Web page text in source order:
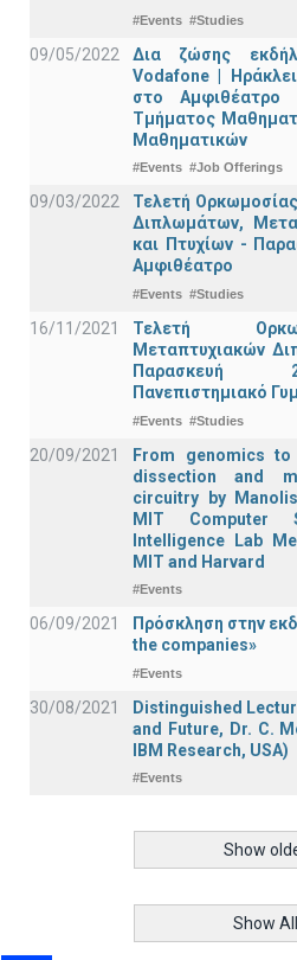
#Events #Studies
09/05/2022
Δια ζώσης
Vodafone |
στο Αμφιθέατρο
Τμήματος
Μαθηματικών
#Events #Job Offerings
09/03/2022
Τελετή
Διπλωμάτων,
και Πτυχίων -
Αμφιθέατρο
#Events #Studies
16/11/2021
Τελετή
Μεταπτυχιακών
Παρασκευή
Πανεπιστημιακό
#Events #Studies
20/09/2021
From genomics to
dissection and
circuitry by
MIT Computer
Intelligence Lab
MIT and Harvard
#Events
06/09/2021
Πρόσκληση στην
the companies»
#Events
30/08/2021
Distinguished
and Future, Dr. C.
IBM Research, USA)
#Events
Show
Show All